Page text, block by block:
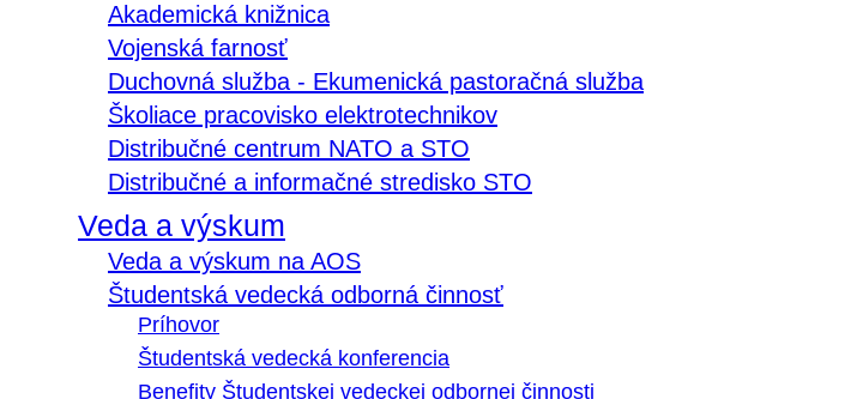
Akademická knižnica
Vojenská farnosť
Duchovná služba - Ekumenická pastoračná služba
Školiace pracovisko elektrotechnikov
Distribučné centrum NATO a STO
Distribučné a informačné stredisko STO
Veda a výskum
Veda a výskum na AOS
Študentská vedecká odborná činnosť
Príhovor
Študentská vedecká konferencia
Benefity Študentskej vedeckej odbornej činnosti